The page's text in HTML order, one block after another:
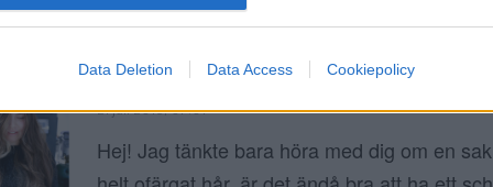
Data Deletion Data Access Cookiepolicy
OFÄRGAT HÅR – SKA MAN BEVARA
21 juli 2016, 07:01
Hej! Jag tänkte bara höra med dig om en